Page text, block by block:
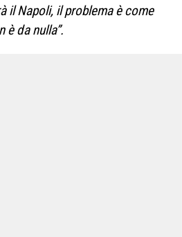
il Napoli, il problema è come
da nulla”.